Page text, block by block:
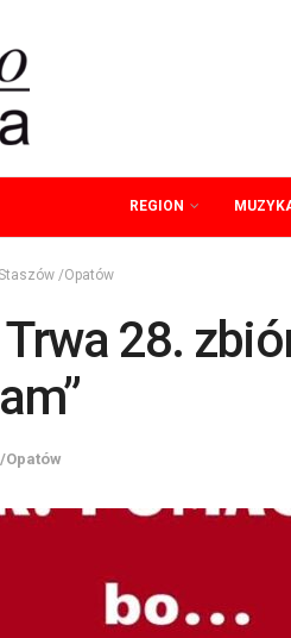
REGION
/Opatów
28.